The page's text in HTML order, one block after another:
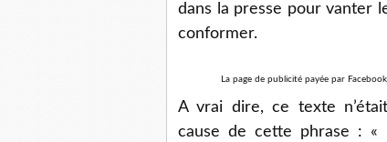
dans la presse pour vanter
conformer.
La page de publicité payée par
A vrai dire, ce texte
cause de cette phrase : «